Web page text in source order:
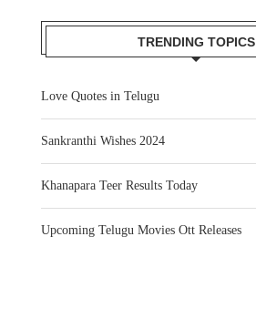
TRENDING TOPICS
Love Quotes in Telugu
Sankranthi Wishes 2024
Khanapara Teer Results Today
Upcoming Telugu Movies Ott Releases